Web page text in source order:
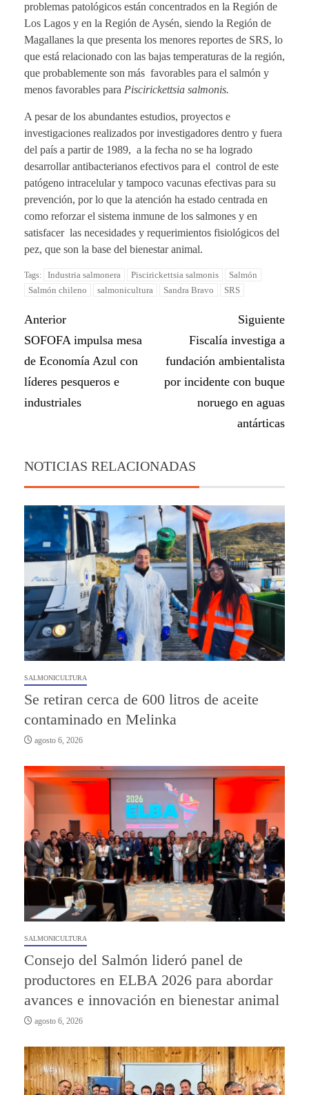
problemas patológicos están concentrados en la Región de
Los Lagos y en la Región de Aysén, siendo la Región de
Magallanes la que presenta los menores reportes de SRS, lo
que está relacionado con las bajas temperaturas de la región,
que probablemente son más favorables para el salmón y
menos favorables para Piscirickettsia salmonis.
A pesar de los abundantes estudios, proyectos e
investigaciones realizados por investigadores dentro y fuera
del país a partir de 1989, a la fecha no se ha logrado
desarrollar antibacterianos efectivos para el control de este
patógeno intracelular y tampoco vacunas efectivas para su
prevención, por lo que la atención ha estado centrada en
como reforzar el sistema inmune de los salmones y en
satisfacer las necesidades y requerimientos fisiológicos del
pez, que son la base del bienestar animal.
Tags: Industria salmonera Piscirickettsia salmonis
Salmón
Salmón chileno
salmonicultura Sandra Bravo SRS
Anterior
SOFOFA impulsa mesa
de Economía Azul con
líderes pesqueros e
industriales
Siguiente
Fiscalía investiga a
fundación ambientalista
por incidente con buque
noruego en aguas
antárticas
NOTICIAS RELACIONADAS
SALMONICULTURA
Se retiran cerca de 600 litros de aceite
contaminado en Melinka
agosto 6, 2026
SALMONICULTURA
Consejo del Salmón lideró panel de
productores en ELBA 2026 para abordar
avances e innovación en bienestar animal
agosto 6, 2026